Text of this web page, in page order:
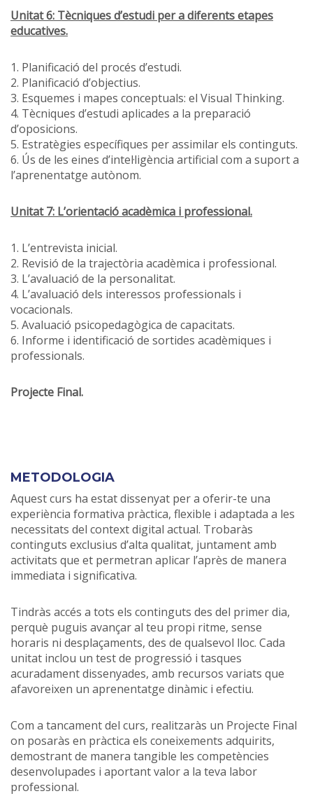
Unitat 6: Tècniques d’estudi per a diferents etapes
educatives.
1. Planificació del procés d’estudi.
2. Planificació d’objectius.
3. Esquemes i mapes conceptuals: el Visual Thinking.
4. Tècniques d’estudi aplicades a la preparació
d’oposicions.
5. Estratègies específiques per assimilar els continguts.
6. Ús de les eines d’intel·ligència artificial com a suport a
l’aprenentatge autònom.
Unitat 7: L’orientació acadèmica i professional.
1. L’entrevista inicial.
2. Revisió de la trajectòria acadèmica i professional.
3. L’avaluació de la personalitat.
4. L’avaluació dels interessos professionals i
vocacionals.
5. Avaluació psicopedagògica de capacitats.
6. Informe i identificació de sortides acadèmiques i
professionals.
Projecte Final.
METODOLOGIA
Aquest curs ha estat dissenyat per a oferir-te una
experiència formativa pràctica, flexible i adaptada a les
necessitats del context digital actual. Trobaràs
continguts exclusius d’alta qualitat, juntament amb
activitats que et permetran aplicar l’après de manera
immediata i significativa.
Tindràs accés a tots els continguts des del primer dia,
perquè puguis avançar al teu propi ritme, sense
horaris ni desplaçaments, des de qualsevol lloc. Cada
unitat inclou un test de progressió i tasques
acuradament dissenyades, amb recursos variats que
afavoreixen un aprenentatge dinàmic i efectiu.
Com a tancament del curs, realitzaràs un Projecte Final
on posaràs en pràctica els coneixements adquirits,
demostrant de manera tangible les competències
desenvolupades i aportant valor a la teva labor
professional.